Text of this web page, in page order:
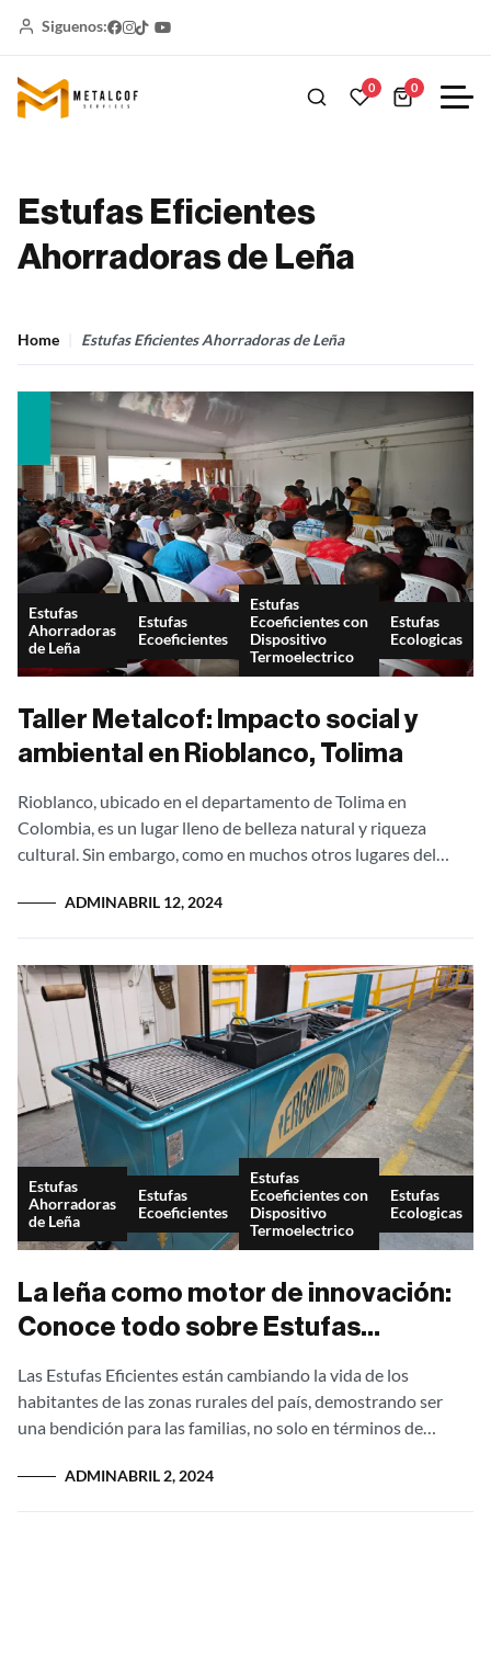
Siguenos:
0 0
Estufas Eficientes
Ahorradoras de Leña
Home Estufas Eficientes Ahorradoras de Leña
Estufas
Ahorradoras
de Leña
Estufas
Ecoeficientes
Estufas
Ecoeficientes con
Dispositivo
Termoelectrico
Estufas
Ecologicas
Taller Metalcof: Impacto social y
ambiental en Rioblanco, Tolima
Rioblanco, ubicado en el departamento de Tolima en
Colombia, es un lugar lleno de belleza natural y riqueza
cultural. Sin embargo, como en muchos otros lugares del
ADMINABRIL 12, 2024
Estufas
Ahorradoras
de Leña
Estufas
Ecoeficientes
Estufas
Ecoeficientes con
Dispositivo
Termoelectrico
Estufas
Ecologicas
La leña como motor de innovación:
Conoce todo sobre Estufas
Las Estufas Eficientes están cambiando la vida de los
habitantes de las zonas rurales del país, demostrando ser
una bendición para las familias, no solo en términos de
ADMINABRIL 2, 2024